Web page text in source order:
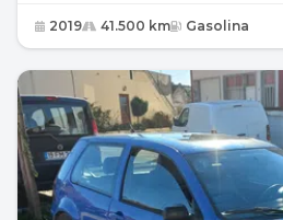
2019 41.500 km Gasolina